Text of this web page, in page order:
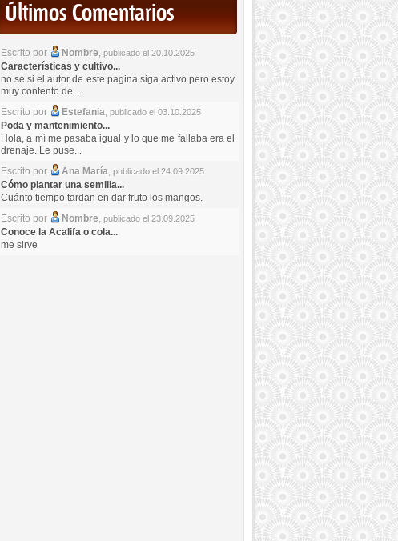
Últimos Comentarios
Escrito por Nombre, publicado el 20.10.2025
Características y cultivo...
no se si el autor de este pagina siga activo pero estoy
muy contento de...
Escrito por
Estefania, publicado el 03.10.2025
Poda y mantenimiento...
Hola, a mí me pasaba igual y lo que me fallaba era el
drenaje. Le puse...
Escrito por
Ana María, publicado el 24.09.2025
Cómo plantar una semilla...
Cuánto tiempo tardan en dar fruto los mangos.
Escrito por
Nombre, publicado el 23.09.2025
Conoce la Acalifa o cola...
me sirve